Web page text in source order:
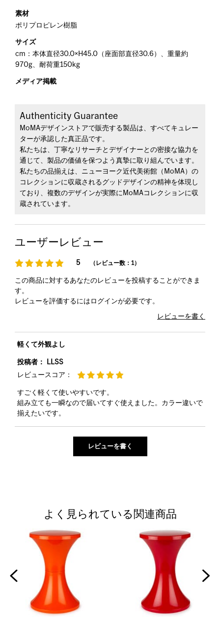
素材
ポリプロピレン樹脂
サイズ
cm：本体直径30.0×H45.0（座面部直径30.6）、重量約
970g、耐荷重150kg
メディア掲載
Authenticity Guarantee
MoMAデザインストアで販売する製品は、すべてキュレー
ターが承認した真正品です。
私たちは、丁寧なリサーチとデザイナーとの密接な協力を
通じて、製品の価値を保つよう真摯に取り組んでいます。
私たちの品揃えは、ニューヨーク近代美術館（MoMA）の
コレクションに収蔵されるグッドデザインの精神を体現し
ており、複数のデザインが実際にMoMAコレクションに収
蔵されています。
ユーザーレビュー
5 （レビュー数：1）
この商品に対するあなたのレビューを投稿することができま
す。
レビューを評価するには ログインが必要です。
レビューを書く
軽くて外観よし
投稿者：
LLSS
レビュースコア：
すごく軽くて使いやすいです。
組み立ても一瞬なので届いてすぐ使えました。カラー違いで
揃えたいです。
よく見られている関連商品